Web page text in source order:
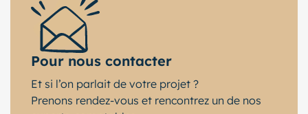
Pour nous contacter
Et si l’on parlait de votre projet ?
Prenons rendez-vous et rencontrez un de nos